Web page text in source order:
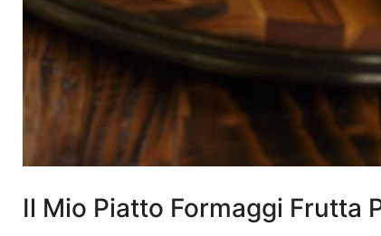
Il Mio Piatto Formaggi Frutta